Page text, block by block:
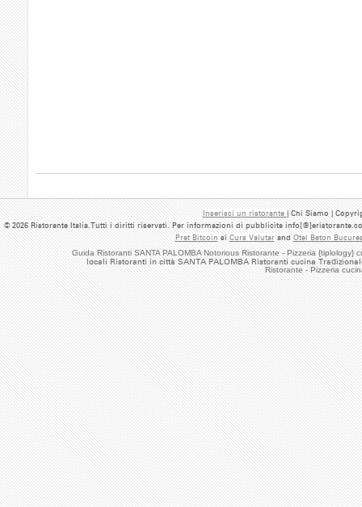
Guida Ristoranti SANTA PALOMBA Notorious Ristorante - Pizzeria {tiplology}
locali Ristoranti in città SANTA PALOMBA Ristoranti cucina
Ristorante - Pizzeria
Inserisci un ristorante | Chi Siamo |
© 2026 Ristorante Italia.Tutti i diritti riservati. Per informazioni di pubblicita
Pret BitcoinsiCurs ValutarandOtel Beton